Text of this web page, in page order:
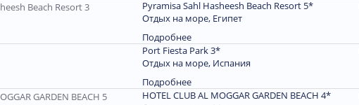
Pyramisa Sahl Hasheesh Beach Resort 5*
Отдых на море, Египет
Подробнее
Port Fiesta Park 3*
Отдых на море, Испания
Подробнее
HOTEL CLUB AL MOGGAR GARDEN BEACH 4*